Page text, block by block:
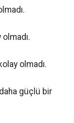
olmadı.
güçlü bir